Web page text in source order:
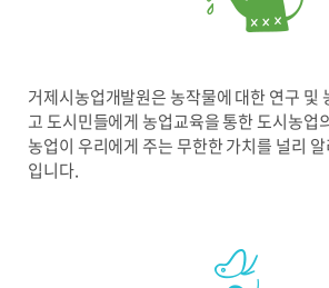
거제시농업개발원은 농작물에 대한 연구 및
고 도시민들에게 농업교육을 통한 도시농업
농업이 우리에게 주는 무한한 가치를 널리
입니다.